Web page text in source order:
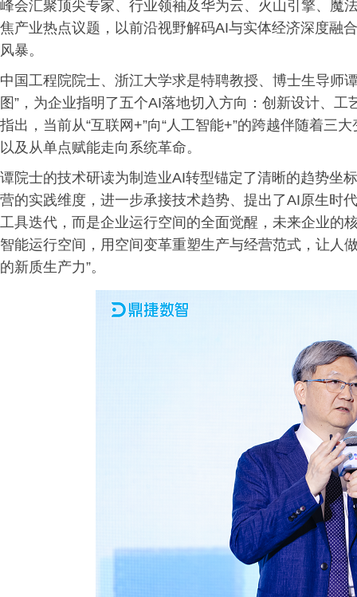
峰会汇聚顶尖专家、行业领袖及华为云、火山引擎、魔
焦产业热点议题，以前沿视野解码AI与实体经济深度融
风暴。
中国工程院院士、浙江大学求是特聘教授、博士生导师
图”，为企业指明了五个AI落地切入方向：创新设计、
指出，当前从“互联网+”向“人工智能+”的跨越伴随着三
以及从单点赋能走向系统革命。
谭院士的技术研读为制造业AI转型锚定了清晰的趋势坐
营的实践维度，进一步承接技术趋势、提出了AI原生时
工具迭代，而是企业运行空间的全面觉醒，未来企业的
智能运行空间，用空间变革重塑生产与经营范式，让人
的新质生产力”。